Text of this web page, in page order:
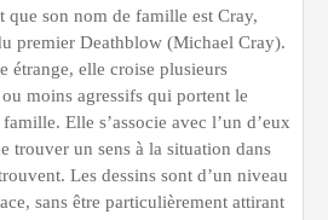
que son nom de famille est Cray,
premier Deathblow (Michael Cray).
étrange, elle croise plusieurs
moins agressifs qui portent le
Elle s’associe avec l’un d’eux
trouver un sens à la situation dans
Les dessins sont d’un niveau
sans être particulièrement attirant